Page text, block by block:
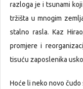
razloga je i tsunami
tržišta u mnogim
stalno rasla. Kaz
promjere i
tisuću zaposlenika
Hoće li neko novo